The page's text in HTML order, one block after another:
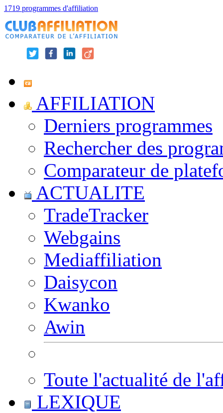
1719 programmes d'affiliation
AFFILIATION
Derniers programmes
Rechercher des
Comparateur de
ACTUALITE
TradeTracker
Webgains
Mediaffiliation
Daisycon
Kwanko
Awin
Toute l'actualité de
LEXIQUE